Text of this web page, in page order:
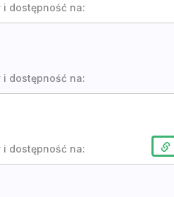
i dostępność na:
i dostępność na:
i dostępność na: